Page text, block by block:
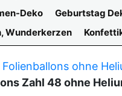
Deko Geburtstag
Wunderkerzen
Folienballons ohne
Zahl 48 ohne